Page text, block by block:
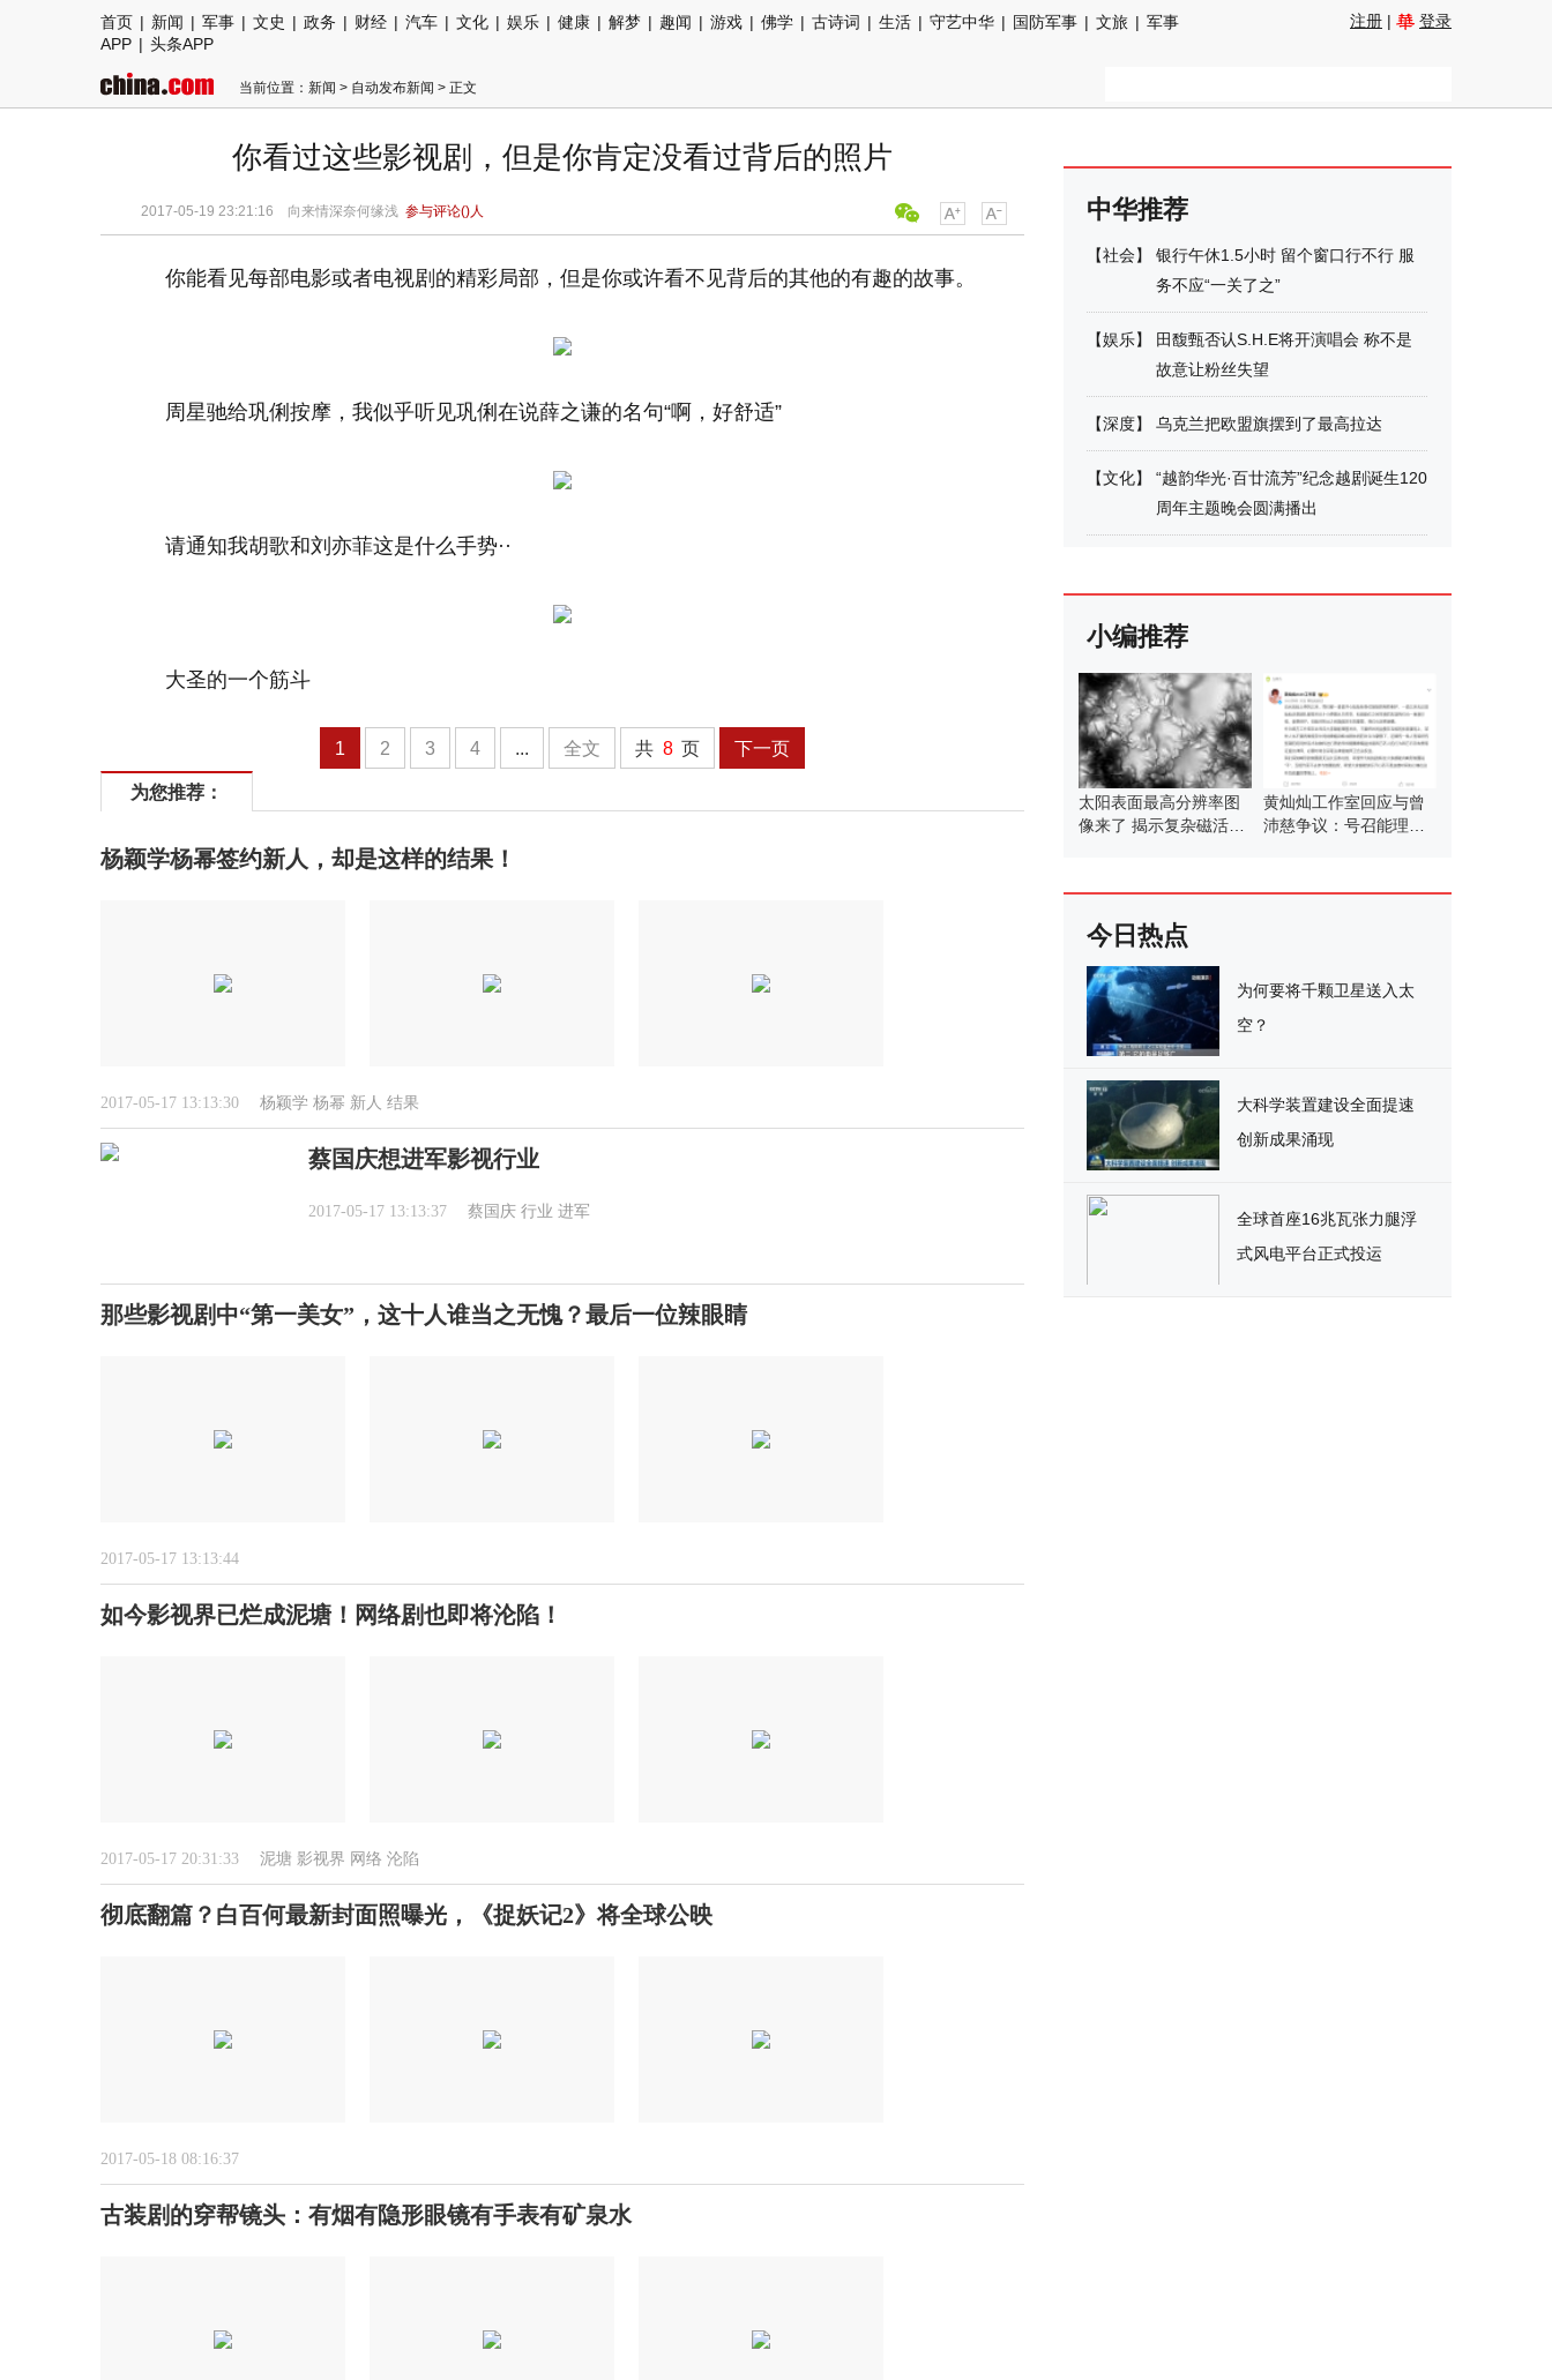
首页 | 新闻 | 军事 | 文史 | 政务 | 财经 | 汽车 | 文化 | 娱乐 | 健康 | 解梦 | 趣闻 | 游戏 | 佛学 | 古诗词 | 生活 | 守艺中华 | 国防军事 | 文旅 | 军事
APP | 头条APP
注册 | 登录
当前位置： 新闻 > 自动发布新闻 > 正文
你看过这些影视剧，但是你肯定没看过背后的照片
2017-05-19 23:21:16 向来情深奈何缘浅 参与评论()人
你能看见每部电影或者电视剧的精彩局部，但是你或许看不见背后的其他的有趣的故事。
周星驰给巩俐按摩，我似乎听见巩俐在说薛之谦的名句“啊，好舒适”
请通知我胡歌和刘亦菲这是什么手势··
大圣的一个筋斗
1 2 3 4 ... 全文 共 8 页 下一页
为您推荐：
杨颖学杨幂签约新人，却是这样的结果！
2017-05-17 13:13:30 杨颖学 杨幂 新人 结果
蔡国庆想进军影视行业
2017-05-17 13:13:37 蔡国庆 行业 进军
那些影视剧中“第一美女”，这十人谁当之无愧？最后一位辣眼睛
2017-05-17 13:13:44
如今影视界已烂成泥塘！网络剧也即将沦陷！
2017-05-17 20:31:33 泥塘 影视界 网络 沦陷
彻底翻篇？白百何最新封面照曝光，《捉妖记2》将全球公映
2017-05-18 08:16:37
古装剧的穿帮镜头：有烟有隐形眼镜有手表有矿泉水
中华推荐
【社会】
银行午休1.5小时 留个窗口行不行 服
务不应“一关了之”
【娱乐】
田馥甄否认S.H.E将开演唱会 称不是
故意让粉丝失望
【深度】 乌克兰把欧盟旗摆到了最高拉达
【文化】
“越韵华光·百廿流芳”纪念越剧诞生120
周年主题晚会圆满播出
小编推荐
太阳表面最高分辨率图
像来了 揭示复杂磁活动
黄灿灿工作室回应与曾
沛慈争议：号召能理智
今日热点
为何要将千颗卫星送入太
空？
大科学装置建设全面提速
创新成果涌现
全球首座16兆瓦张力腿浮
式风电平台正式投运